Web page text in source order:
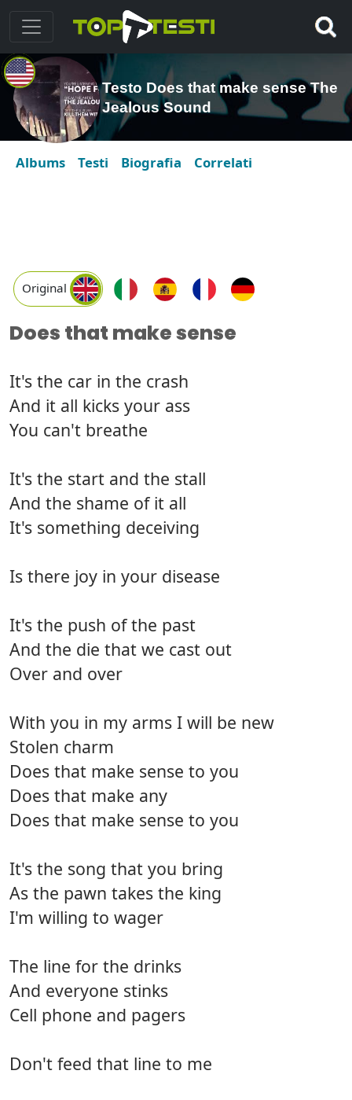
Testo Does that make sense The
Jealous Sound
Albums Testi Biografia Correlati
Original
Does that make sense
It's the car in the crash
And it all kicks your ass
You can't breathe
It's the start and the stall
And the shame of it all
It's something deceiving
Is there joy in your disease
It's the push of the past
And the die that we cast out
Over and over
With you in my arms I will be new
Stolen charm
Does that make sense to you
Does that make any
Does that make sense to you
It's the song that you bring
As the pawn takes the king
I'm willing to wager
The line for the drinks
And everyone stinks
Cell phone and pagers
Don't feed that line to me